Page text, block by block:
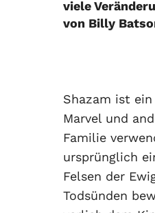
viele
von Billy
Shazam ist
Marvel und
Familie
ursprünglich
Felsen der
Todsünden